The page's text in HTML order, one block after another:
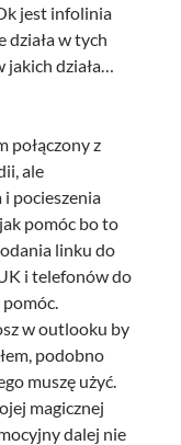
jest infolinia
w tych
jakich działa…
połączony z
ale
i pocieszenia
pomóc bo to
linku do
i telefonów do
w outlooku by
podobno
muszę użyć.
magicznej
dalej nie